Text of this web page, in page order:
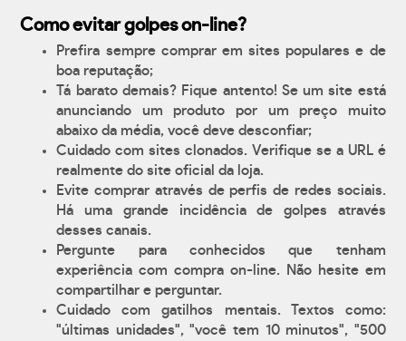
Como evitar golpes on-line?
Prefira sempre comprar em sites populares e de
boa reputação;
Tá barato demais? Fique antento! Se um site está
anunciando um produto por um preço muito
abaixo da média, você deve desconfiar;
Cuidado com sites clonados. Verifique se a URL é
realmente do site oficial da loja.
Evite comprar através de perfis de redes sociais.
Há uma grande incidência de golpes através
desses canais.
Pergunte para conhecidos que tenham
experiência com compra on-line. Não hesite em
compartilhar e perguntar.
Cuidado com gatilhos mentais. Textos como:
"últimas unidades", "você tem 10 minutos", "500